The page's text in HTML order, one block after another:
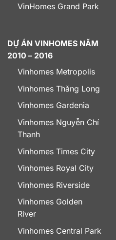
VinHomes Grand Park
DỰ ÁN VINHOMES NĂM
2010 – 2016
Vinhomes Metropolis
Vinhomes Thăng Long
Vinhomes Gardenia
Vinhomes Nguyễn Chí
Thanh
Vinhomes Times City
Vinhomes Royal City
Vinhomes Riverside
Vinhomes Golden
River
Vinhomes Central Park